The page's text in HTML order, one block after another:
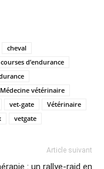
cheval
courses d’endurance
Médecine vétérinaire
vet-gate
Vétérinaire
vetgate
Article suivant